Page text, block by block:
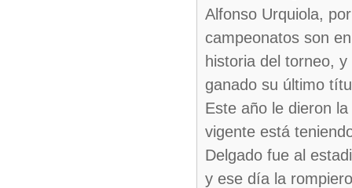
Alfonso Urquiola,
campeonatos son
historia del torneo,
ganado su último
Este año le dieron
vigente está
Delgado fue al
y ese día la